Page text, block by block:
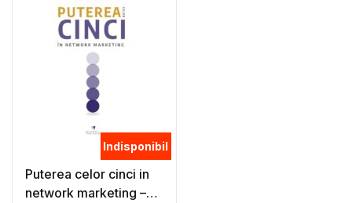
Indisponibil
Puterea celor cinci in
network marketing –